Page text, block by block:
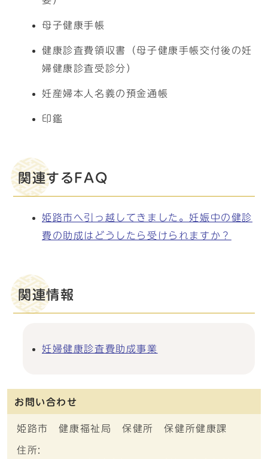
母子健康手帳
健康診査費領収書（母子健康手帳交付後の妊
婦健康診査受診分）
妊産婦本人名義の預金通帳
印鑑
関連するFAQ
姫路市へ引っ越してきました。妊娠中の健診
費の助成はどうしたら受けられますか？
関連情報
妊婦健康診査費助成事業
お問い合わせ
姫路市 健康福祉局 保健所 保健所健康課
住所: